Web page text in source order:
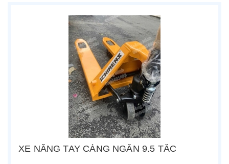
XE NÂNG TAY CÀNG NGẮN 9.5 TẤC